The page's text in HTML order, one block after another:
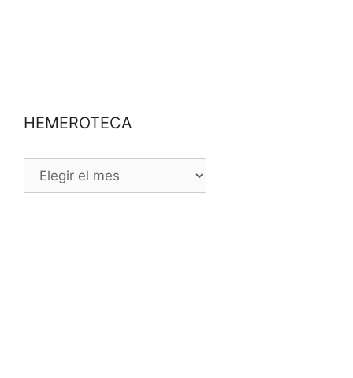
HEMEROTECA
HEMEROTECA